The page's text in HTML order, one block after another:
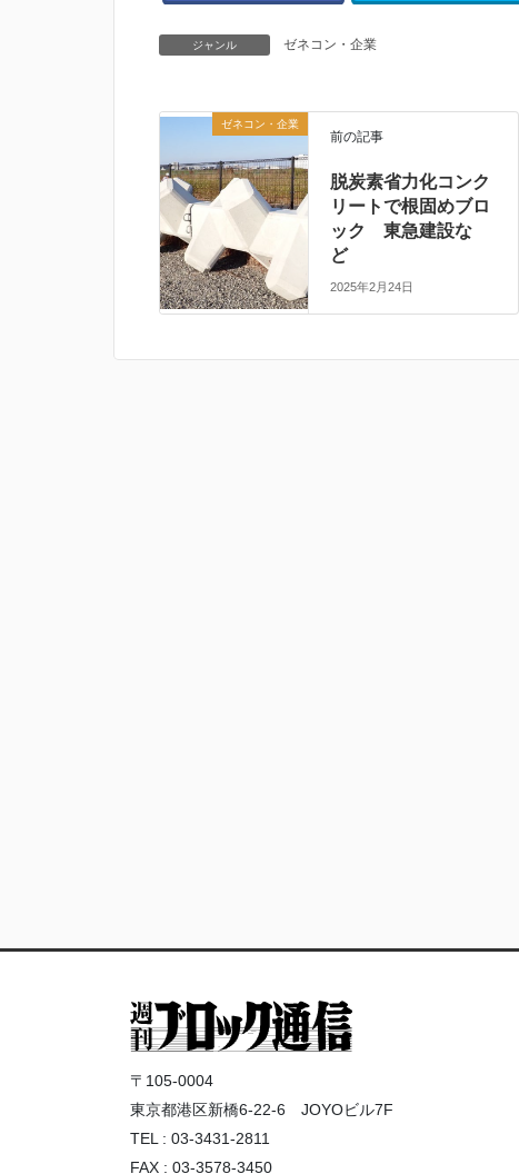
ジャンル ゼネコン・企業
ゼネコン・企業
前の記事
脱炭素省力化コンク
リートで根固めブロ
ック 東急建設な
ど
2025年2月24日
〒105-0004
東京都港区新橋6-22-6 JOYOビル7F
TEL : 03-3431-2811
FAX : 03-3578-3450